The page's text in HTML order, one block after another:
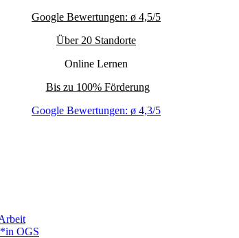
Google Bewertungen: ø 4,5/5
Über 20 Standorte
Online Lernen
Bis zu 100% Förderung
Google Bewertungen: ø 4,3/5
OGS